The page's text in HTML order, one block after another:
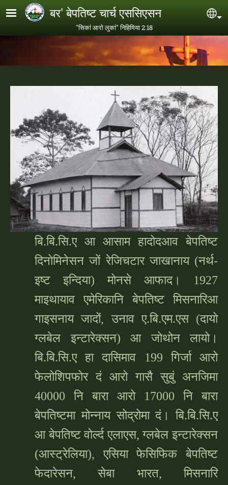
Skip to main contentबर' बेपतिष्ट चार्च एससिएसन
"सिकां आरो लुकां" निहिमिया 2:18
बि.बि.सि.ए आ आसाम हादोदआव बेपतिष्ट
दिनोमिनेसन जों रेजिचटार जाखानाय (नर्थ-
इष्ट इन्दिया) मोनसे आफाद। 1927
माइथायाव एमेरिकानि बेपतिष्ट मिसनारिआ
गाइसनाय जादों, उनाव ए.बि.एम.एस (दायो
ग्लबेल इन्टारेक्सन) आ जोथोन लायो।
बि.बि.सि.ए हा दासिमाव 199 गिर्जा आरो
फेलोशिपफोर दं आरो गासै सुबुं अनजिमा
40000 नि बारा आरो 17000 नि बारा
बेपतिष्टमा मोन्नाय सोद्रोमा दं। बि.बि.सि.ए
आ बेपतिष्ट वोर्ल्द एलाएस, ग्लबेल इन्टारेक्सन
(आस्ट्रेलिया), एसिया फेसिफिक बेपतिष्ट
फेदारेसन, सेबा भारत, मिसनारि